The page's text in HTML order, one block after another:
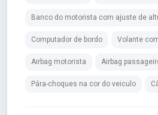
Banco do motorista com ajuste de
Computador de bordo Volante
Airbag motorista Airbag
Pára-choques na cor do veiculo